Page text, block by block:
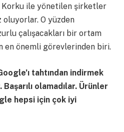
Korku ile yönetilen şirketler
oluyorlar. O yüzden
çalışacakları bir ortam
en önemli görevlerinden biri.
tahtından indirmek
olamadılar. Ürünler
hepsi için çok iyi